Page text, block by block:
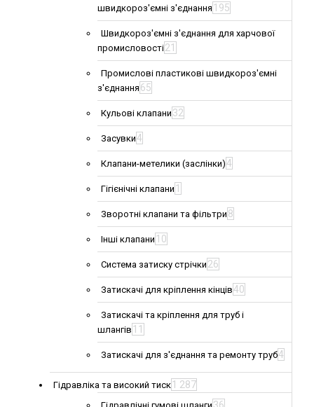
швидкороз'ємні з'єднання 195
Швидкороз'ємні з'єднання для харчової
промисловості21
Промислові пластикові швидкороз'ємні
з'єднання 65
Кульові клапани 32
Засувки4
Клапани-метелики (заслінки)4
Гігієнічні клапани 1
Зворотні клапани та фільтри 8
Інші клапани 10
Система затиску стрічки 26
Затискачі для кріплення кінців40
Затискачі та кріплення для труб і
шлангів 11
Затискачі для з'єднання та ремонту труб4
Гідравліка та високий тиск 1 287